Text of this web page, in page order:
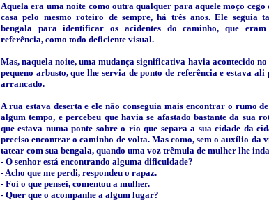
Aquela era uma noite como outra qualquer para aquele moço
casa pelo mesmo roteiro de sempre, há três anos. Ele seguia
bengala para identificar os acidentes do caminho, que eram
referência, como todo deficiente visual.
Mas, naquela noite, uma mudança significativa havia acontecido no
pequeno arbusto, que lhe servia de ponto de referência e estava
arrancado.
A rua estava deserta e ele não conseguia mais encontrar o rumo
algum tempo, e percebeu que havia se afastado bastante da sua
que estava numa ponte sobre o rio que separa a sua cidade da
preciso encontrar o caminho de volta. Mas como, sem o auxílio da
tatear com sua bengala, quando uma voz trêmula de mulher lhe
- O senhor está encontrando alguma dificuldade?
- Acho que me perdi, respondeu o rapaz.
- Foi o que pensei, comentou a mulher.
- Quer que o acompanhe a algum lugar?